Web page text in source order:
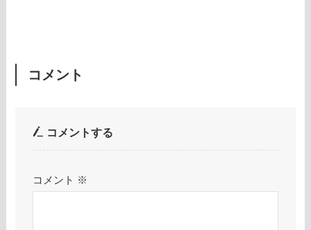
コメント
コメントする
コメント ※